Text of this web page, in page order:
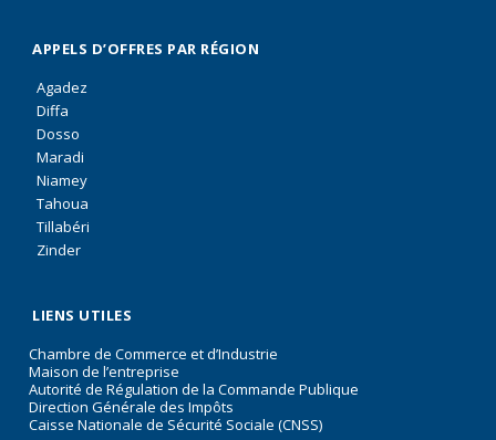
APPELS D’OFFRES PAR RÉGION
Agadez
Diffa
Dosso
Maradi
Niamey
Tahoua
Tillabéri
Zinder
LIENS UTILES
Chambre de Commerce et d’Industrie
Maison de l’entreprise
Autorité de Régulation de la Commande Publique
Direction Générale des Impôts
Caisse Nationale de Sécurité Sociale (CNSS)